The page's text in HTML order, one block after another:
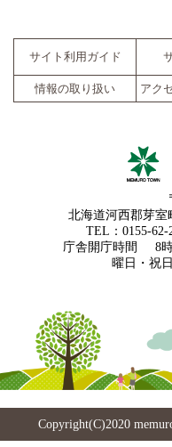
サイト利用ガイド
情報の取り扱い
アク
北海道河西郡芽
TEL：0155-62-
庁舎開庁時間
8
曜日・祝
Copyright(C)2020